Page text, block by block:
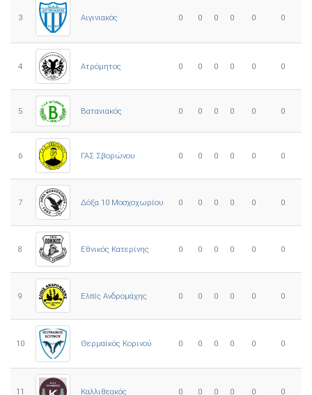
3 Αιγινιακός 0 0 0 0 0 0
4 Ατρόμητος 0 0 0 0 0 0
5 Βατανιακός 0 0 0 0 0 0
6 ΓΑΣ Σβορώνου 0 0 0 0 0 0
7 Δόξα 10 Μοσχοχωρίου 0 0 0 0 0 0
8 Εθνικός Κατερίνης 0 0 0 0 0 0
9 Ελπίς Ανδρομάχης 0 0 0 0 0 0
10 Θερμαϊκός Κορινού 0 0 0 0 0 0
11 Καλλιθεακός 0 0 0 0 0 0